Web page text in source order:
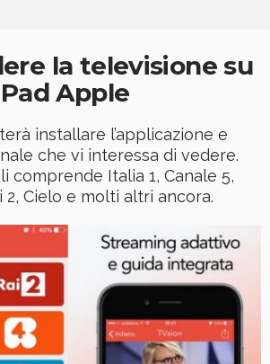
la televisione su
Apple
installare l’applicazione e
che vi interessa di vedere.
comprende Italia 1, Canale 5,
2, Cielo e molti altri ancora.